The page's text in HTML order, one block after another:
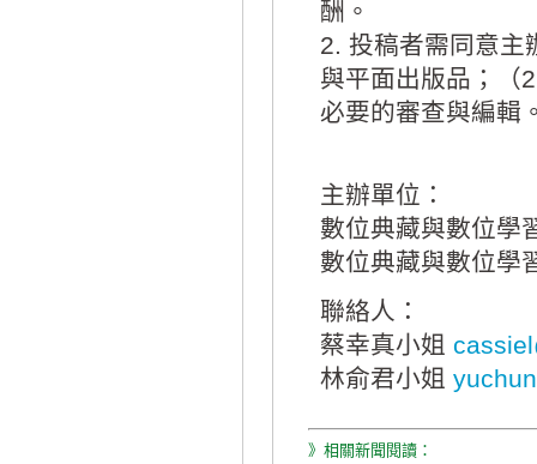
酬。
2. 投稿者需同意主
與平面出版品；（
必要的審查與編輯
主辦單位：
數位典藏與數位學
數位典藏與數位學
聯絡人：
蔡幸真小姐
林俞君小姐
》相關新聞閱讀：